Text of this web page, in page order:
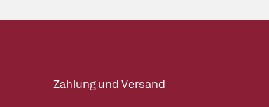
Zahlung und Versand